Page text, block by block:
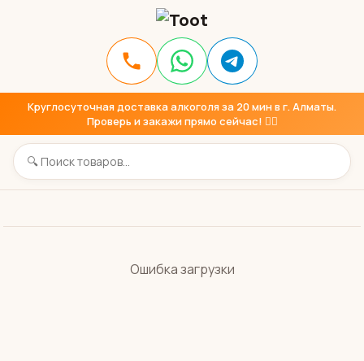
Круглосуточная доставка алкоголя за 20 мин в г. Алматы.
Проверь и закажи прямо сейчас! 👇🏼
Ошибка загрузки